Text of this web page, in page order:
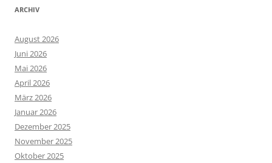
ARCHIV
August 2026
Juni 2026
Mai 2026
April 2026
März 2026
Januar 2026
Dezember 2025
November 2025
Oktober 2025